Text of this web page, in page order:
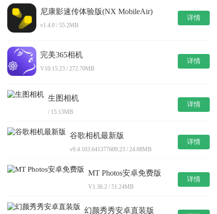
尼康影速传体验版(NX MobileAir)
v1.4.0 / 55.2MB
详情
完美365相机
V10.15.23 / 272.70MB
详情
生图相机
/ 15.13MB
详情
谷歌相机最新版
v9.4.103.641377609.23 / 24.08MB
详情
MT Photos安卓免费版
V1.36.2 / 51.24MB
详情
幻颜秀秀安卓直装版